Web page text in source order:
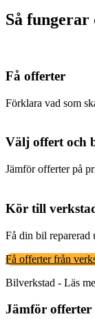
Så fungerar
Få offerter
Förklara vad som
Välj offert och
Jämför offerter på
Kör till
Få din bil reparerad
Få offerter från
Bilverkstad - Läs
Jämför